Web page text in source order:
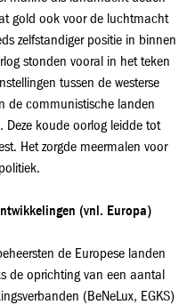
gold ook voor de luchtmacht
zelfstandiger positie in binnen
stonden vooral in het teken
tussen de westerse
de communistische landen
koude oorlog leidde tot
Het zorgde meermalen voor
(vnl. Europa)
de Europese landen
de oprichting van een aantal
(BeNeLux, EGKS)